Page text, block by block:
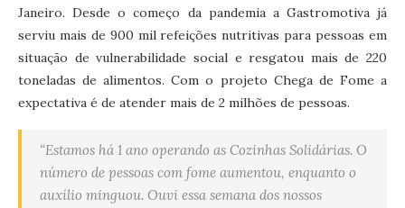
Janeiro. Desde o começo da pandemia a Gastromotiva já
serviu mais de 900 mil refeições nutritivas para pessoas em
situação de vulnerabilidade social e resgatou mais de 220
toneladas de alimentos. Com o projeto Chega de Fome a
expectativa é de atender mais de 2 milhões de pessoas.
“Estamos há 1 ano operando as Cozinhas Solidárias. O
número de pessoas com fome aumentou, enquanto o
auxílio minguou. Ouvi essa semana dos nossos